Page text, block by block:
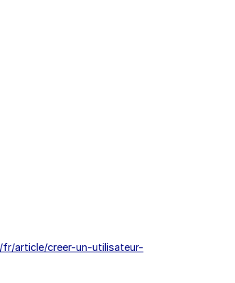
article/creer-un-utilisateur-